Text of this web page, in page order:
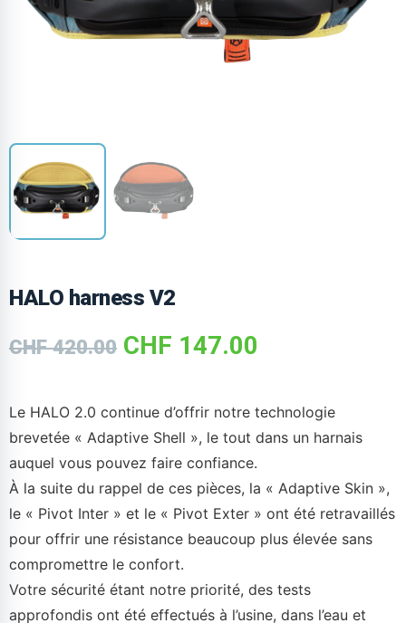
HALO harness V2
CHF420.00 CHF 147.00
Le HALO 2.0 continue d’offrir notre technologie
brevetée « Adaptive Shell », le tout dans un harnais
auquel vous pouvez faire confiance.
À la suite du rappel de ces pièces, la « Adaptive Skin »,
le « Pivot Inter » et le « Pivot Exter » ont été retravaillés
pour offrir une résistance beaucoup plus élevée sans
compromettre le confort.
Votre sécurité étant notre priorité, des tests
approfondis ont été effectués à l’usine, dans l’eau et